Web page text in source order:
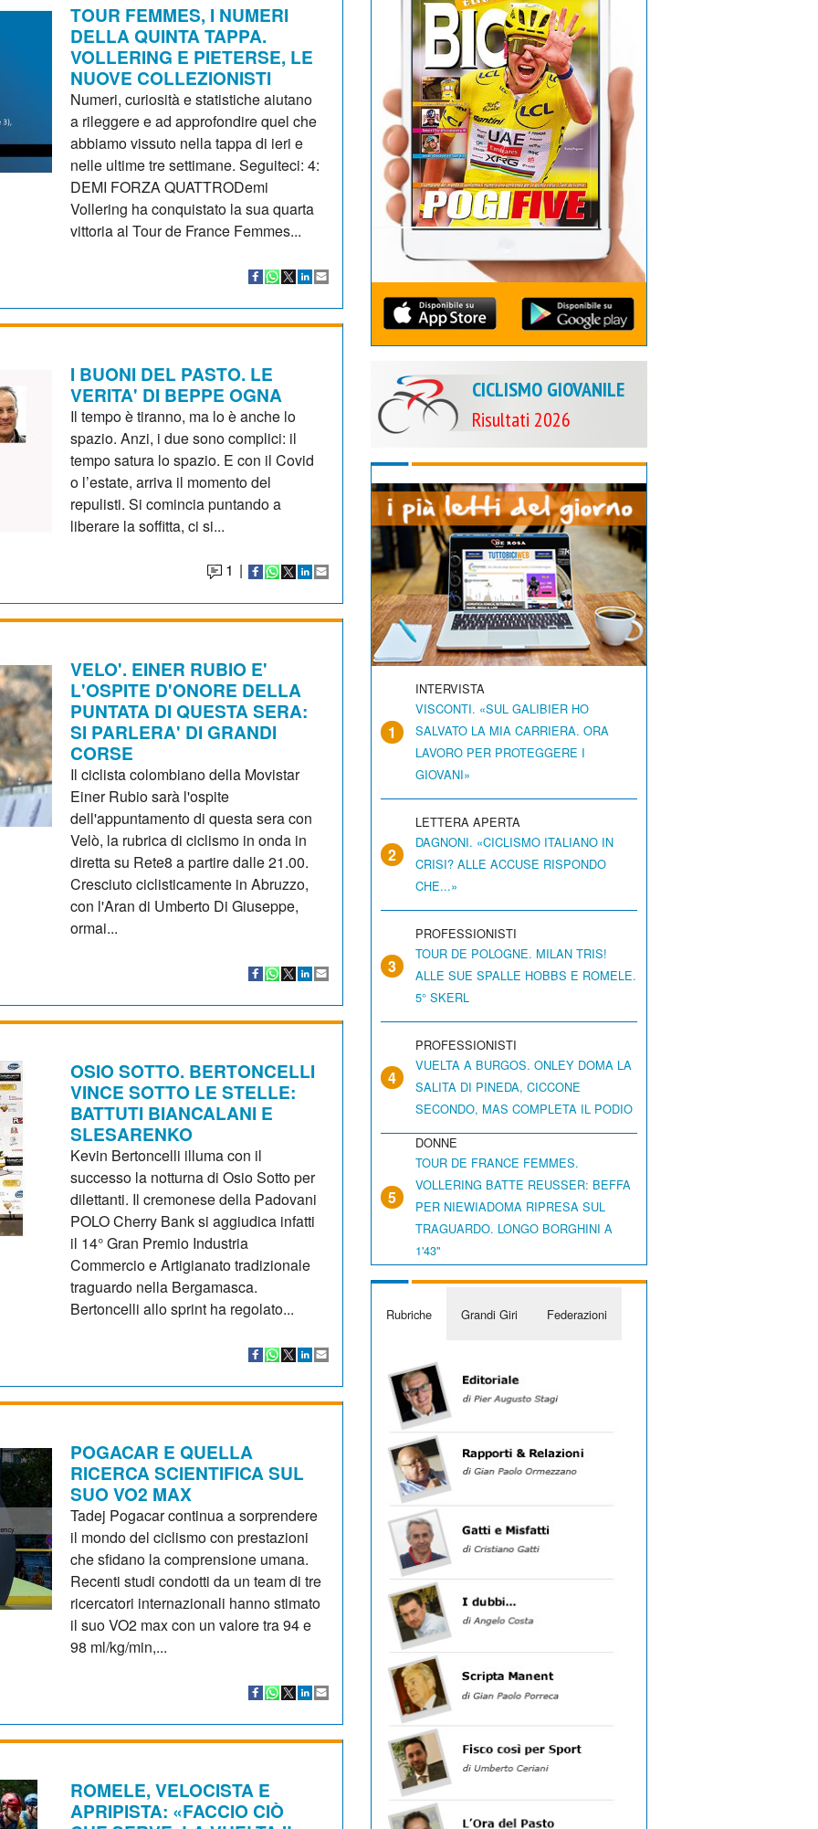
TOUR FEMMES, I NUMERI
DELLA QUINTA TAPPA.
VOLLERING E PIETERSE, LE
NUOVE COLLEZIONISTI
Numeri, curiosità e statistiche aiutano
a rileggere e ad approfondire quel che
abbiamo vissuto nella tappa di ieri e
nelle ultime tre settimane. Seguiteci: 4:
DEMI FORZA QUATTRODemi
Vollering ha conquistato la sua quarta
vittoria al Tour de France Femmes...
I BUONI DEL PASTO. LE
VERITA' DI BEPPE OGNA
Il tempo è tiranno, ma lo è anche lo
spazio. Anzi, i due sono complici: il
tempo satura lo spazio. E con il Covid
o l’estate, arriva il momento del
repulisti. Si comincia puntando a
liberare la soffitta, ci si...
1 |
VELO'. EINER RUBIO E'
L'OSPITE D'ONORE DELLA
PUNTATA DI QUESTA SERA:
SI PARLERA' DI GRANDI
CORSE
Il ciclista colombiano della Movistar
Einer Rubio sarà l'ospite
dell'appuntamento di questa sera con
Velò, la rubrica di ciclismo in onda in
diretta su Rete8 a partire dalle 21.00.
Cresciuto ciclisticamente in Abruzzo,
con l'Aran di Umberto Di Giuseppe,
ormai...
OSIO SOTTO. BERTONCELLI
VINCE SOTTO LE STELLE:
BATTUTI BIANCALANI E
SLESARENKO
Kevin Bertoncelli illuma con il
successo la notturna di Osio Sotto per
dilettanti. Il cremonese della Padovani
POLO Cherry Bank si aggiudica infatti
il 14° Gran Premio Industria
Commercio e Artigianato tradizionale
traguardo nella Bergamasca.
Bertoncelli allo sprint ha regolato...
POGACAR E QUELLA
RICERCA SCIENTIFICA SUL
SUO VO2 MAX
Tadej Pogacar continua a sorprendere
il mondo del ciclismo con prestazioni
che sfidano la comprensione umana.
Recenti studi condotti da un team di tre
ricercatori internazionali hanno stimato
il suo VO2 max con un valore tra 94 e
98 ml/kg/min,...
ROMELE, VELOCISTA E
APRIPISTA: «FACCIO CIÒ
CICLISMO GIOVANILE
Risultati 2026
1
INTERVISTA
VISCONTI. «SUL GALIBIER HO
SALVATO LA MIA CARRIERA. ORA
LAVORO PER PROTEGGERE I
GIOVANI»
2
LETTERA APERTA
DAGNONI. «CICLISMO ITALIANO IN
CRISI? ALLE ACCUSE RISPONDO
CHE...»
3
PROFESSIONISTI
TOUR DE POLOGNE. MILAN TRIS!
ALLE SUE SPALLE HOBBS E ROMELE.
5° SKERL
4
PROFESSIONISTI
VUELTA A BURGOS. ONLEY DOMA LA
SALITA DI PINEDA, CICCONE
SECONDO, MAS COMPLETA IL PODIO
5
DONNE
TOUR DE FRANCE FEMMES.
VOLLERING BATTE REUSSER: BEFFA
PER NIEWIADOMA RIPRESA SUL
TRAGUARDO. LONGO BORGHINI A
1'43"
Rubriche Grandi Giri Federazioni